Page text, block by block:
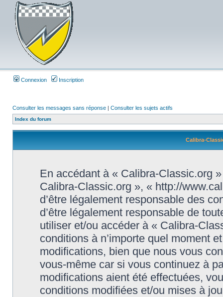
Connexion Inscription
Consulter les messages sans réponse | Consulter les sujets actifs
Index du forum
Calibra-
En accédant à « Calibra-Classic.org
Calibra-Classic.org », « http://
d’être légalement responsable des
d’être légalement responsable de
utiliser et/ou accéder à « Calibra-
conditions à n’importe quel moment
modifications, bien que nous vous
vous-même car si vous continuez à
modifications aient été effectuées,
conditions modifiées et/ou mises à